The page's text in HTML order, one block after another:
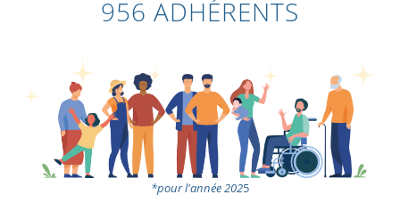
956 ADHÉRENTS
*pour l'année 2025